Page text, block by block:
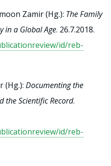
Zamir (Hg.): The Family
in a Global Age. 26.7.2018.
id/reb-
(Hg.): Documenting the
theScientific Record.
id/reb-